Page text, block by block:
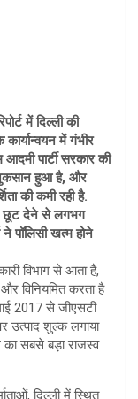
में दिल्ली की
में गंभीर
पार्टी सरकार की
हुआ है, और
की कमी रही है.
छूट देने से लगभग
पॉलिसी खत्म होने
विभाग से आता है,
विनियमित करता है
2017 से जीएसटी
उत्पाद शुल्क लगाया
का सबसे बड़ा राजस्व
दिल्ली में स्थित